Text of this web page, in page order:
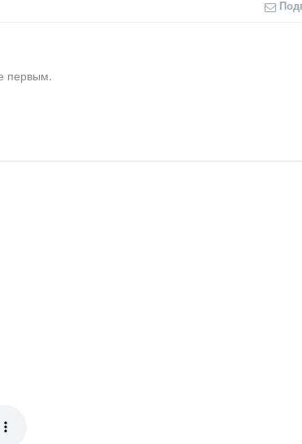
первым.